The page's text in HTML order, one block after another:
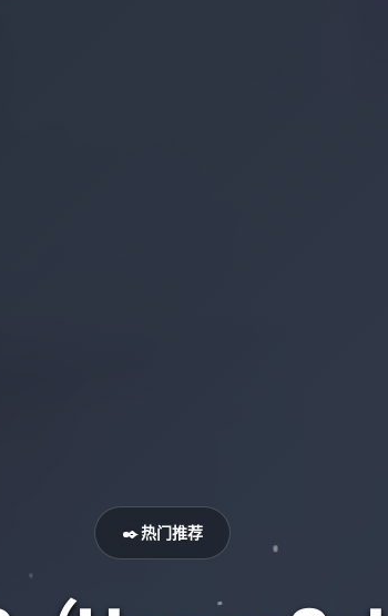
✒️ 热门推荐